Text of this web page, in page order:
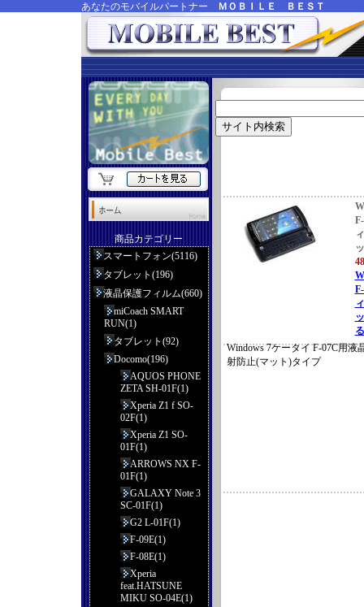
あなたのモバイルパートナー ＭＯＢＩＬＥ ＢＥＳＴ
Windows 7ケータイ F-07C用
射防止(マット)タイプ
商品カテゴリー
スマートフォン(5116)
タブレット(196)
液晶保護フィルム(660)
miCoach SMART
RUN(1)
タブレット(92)
Docomo(196)
AQUOS PHONE
ZETA SH-01F(1)
Xperia Z1 f SO-
02F(1)
Xperia Z1 SO-
01F(1)
ARROWS NX F-
01F(1)
GALAXY Note 3
SC-01F(1)
G2 L-01F(1)
F-09E(1)
F-08E(1)
Xperia
feat.HATSUNE
MIKU SO-04E(1)